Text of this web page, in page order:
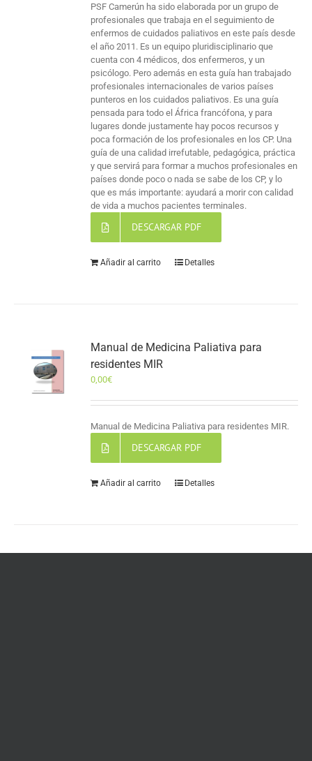
PSF Camerún ha sido elaborada por un grupo de
profesionales que trabaja en el seguimiento de
enfermos de cuidados paliativos en este país desde
el año 2011. Es un equipo pluridisciplinario que
cuenta con 4 médicos, dos enfermeros, y un
psicólogo. Pero además en esta guía han trabajado
profesionales internacionales de varios países
punteros en los cuidados paliativos. Es una guía
pensada para todo el África francófona, y para
lugares donde justamente hay pocos recursos y
poca formación de los profesionales en los CP. Una
guía de una calidad irrefutable, pedagógica, práctica
y que servirá para formar a muchos profesionales en
países donde poco o nada se sabe de los CP, y lo
que es más importante: ayudará a morir con calidad
de vida a muchos pacientes terminales.
DESCARGAR PDF
Añadir al carrito Detalles
Manual de Medicina Paliativa para
residentes MIR
0,00€
Manual de Medicina Paliativa para residentes MIR.
DESCARGAR PDF
Añadir al carrito Detalles